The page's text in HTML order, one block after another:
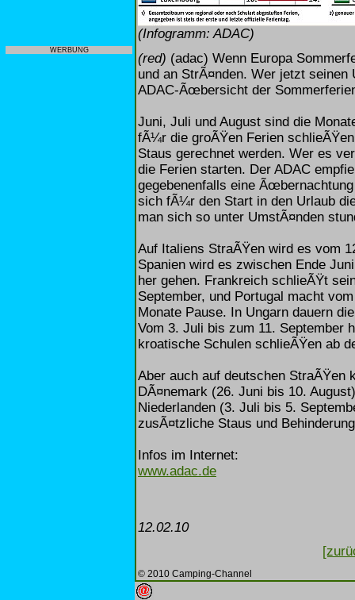
WERBUNG
(Infogramm: ADAC)
(red) (adac) Wenn Europa
und an StrÃ¤nden. Wer jetzt
ADAC-Ãœbersicht der
Juni, Juli und August sind die
fÃ¼r die groÃŸen Ferien
Staus gerechnet werden. Wer es
die Ferien starten. Der ADAC
gegebenenfalls eine
sich fÃ¼r den Start in den Urlaub
man sich so unter UmstÃ¤nden
Auf Italiens StraÃŸen wird es vom
Spanien wird es zwischen Ende
her gehen. Frankreich schlieÃŸt
September, und Portugal macht
Monate Pause. In Ungarn dauern
Vom 3. Juli bis zum 11. September
kroatische Schulen schlieÃŸen ab
Aber auch auf deutschen StraÃŸen
DÃ¤nemark (26. Juni bis 10.
Niederlanden (3. Juli bis 5.
zusÃ¤tzliche Staus und
Infos im Internet:
www.adac.de
12.02.10
© 2010 Camping-Channel